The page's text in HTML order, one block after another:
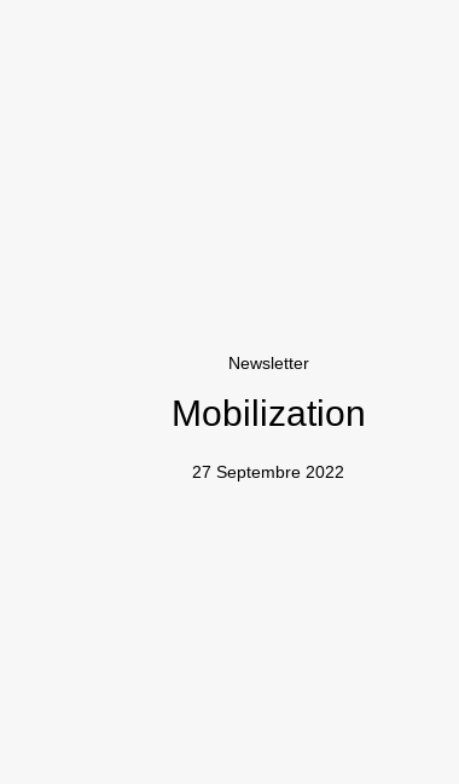
Newsletter
Mobilization
27 Septembre 2022